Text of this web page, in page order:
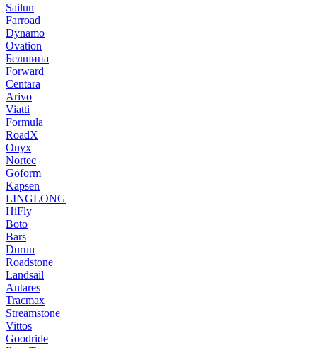
Sailun
Farroad
Dynamo
Ovation
Белшина
Forward
Centara
Arivo
Viatti
Formula
RoadX
Onyx
Nortec
Goform
Kapsen
LINGLONG
HiFly
Boto
Bars
Durun
Roadstone
Landsail
Antares
Tracmax
Streamstone
Vittos
Goodride